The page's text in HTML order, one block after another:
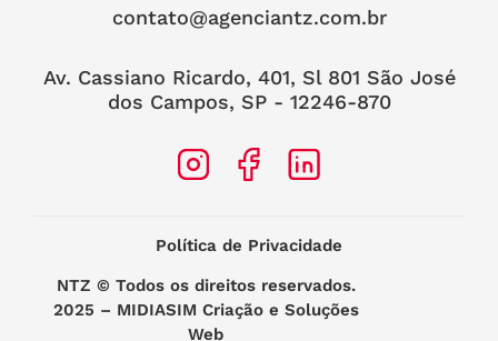
contato@agenciantz.com.br
Av. Cassiano Ricardo, 401, Sl 801 São José
dos Campos, SP - 12246-870
Política de Privacidade
NTZ © Todos os direitos reservados.
2025 – MIDIASIM Criação e Soluções
Web